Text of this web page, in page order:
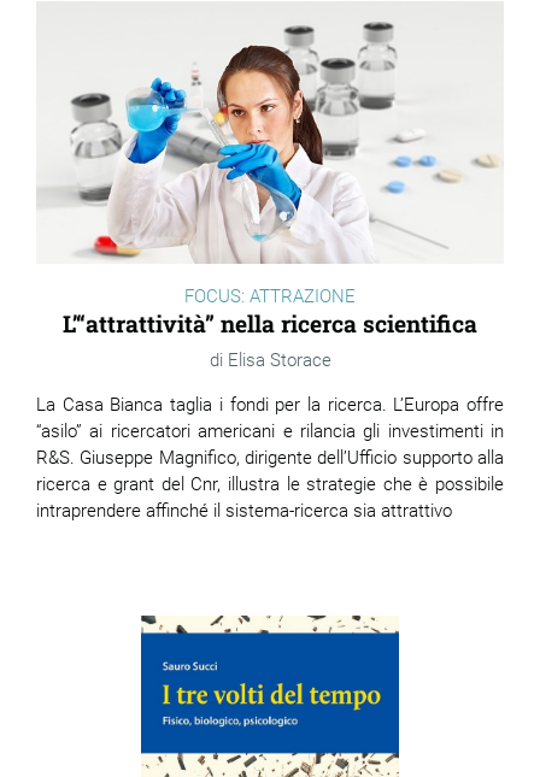
FOCUS: ATTRAZIONE
L’“attrattività” nella ricerca scientifica
Elisa Storace
La Casa Bianca taglia i fondi per la ricerca. L’Europa offre
“asilo” ai ricercatori americani e rilancia gli investimenti in
R&S. Giuseppe Magnifico, dirigente dell’Ufficio supporto alla
ricerca e grant del Cnr, illustra le strategie che è possibile
intraprendere affinché il sistema-ricerca sia attrattivo